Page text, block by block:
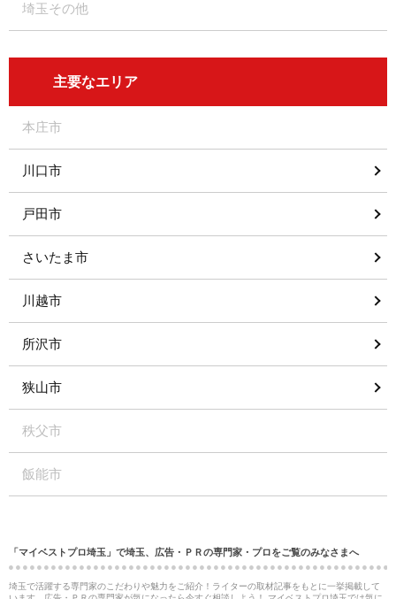
埼玉その他
主要なエリア
本庄市
川口市
戸田市
さいたま市
川越市
所沢市
狭山市
秩父市
飯能市
「マイベストプロ埼玉」で埼玉、広告・ＰＲの専門家・プロをご覧のみなさまへ
埼玉で活躍する専門家のこだわりや魅力をご紹介！ライターの取材記事をもとに一挙掲載して